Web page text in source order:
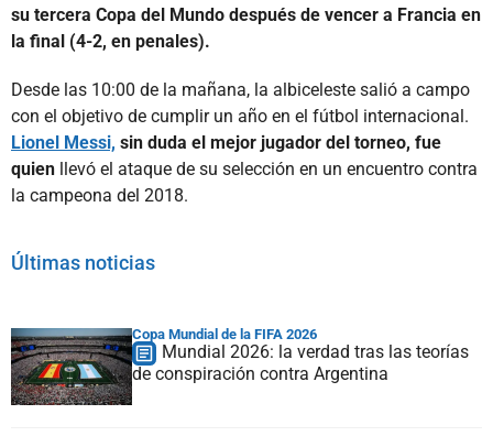
su tercera Copa del Mundo después de vencer a Francia en
la final (4-2, en penales).
Desde las 10:00 de la mañana, la albiceleste salió a campo
con el objetivo de cumplir un año en el fútbol internacional.
Lionel Messi, sin duda el mejor jugador del torneo, fue
quien llevó el ataque de su selección en un encuentro contra
la campeona del 2018.
Últimas noticias
Copa Mundial de la FIFA 2026
Mundial 2026: la verdad tras las teorías
de conspiración contra Argentina